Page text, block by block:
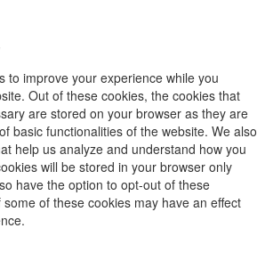
to improve your experience while you
Out of these cookies, the cookies that
are stored on your browser as they are
basic functionalities of the website. We also
help us analyze and understand how you
will be stored in your browser only
have the option to opt-out of these
of these cookies may have an effect